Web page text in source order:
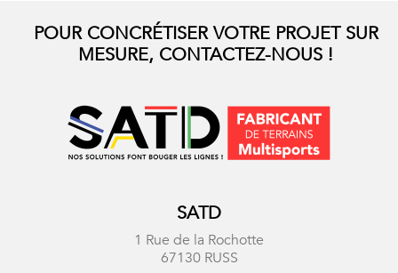
POUR CONCRÉTISER VOTRE PROJET SUR
MESURE, CONTACTEZ-NOUS !
SATD
1 Rue de la Rochotte
67130 RUSS